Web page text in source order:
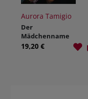
Aurora Tamigio
Der
Mädchenname
19,20 €